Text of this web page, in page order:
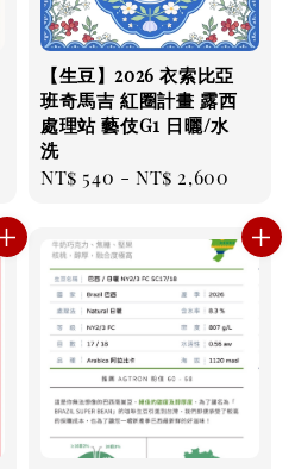
【生豆】2026 衣索比亞
班奇馬吉 紅圈計畫 露西
處理站 藝伎G1 日曬/水
洗
Regular
NT$ 540 -NT$ 2,600